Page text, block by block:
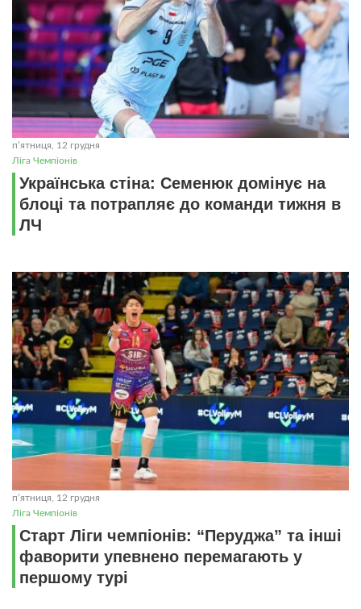
пʼятниця, 12 грудня
Ліга Чемпіонів
Українська стіна: Семенюк домінує на
блоці та потрапляє до команди тижня в
ЛЧ
пʼятниця, 12 грудня
Ліга Чемпіонів
Старт Ліги чемпіонів: “Перуджа” та інші
фаворити упевнено перемагають у
першому турі